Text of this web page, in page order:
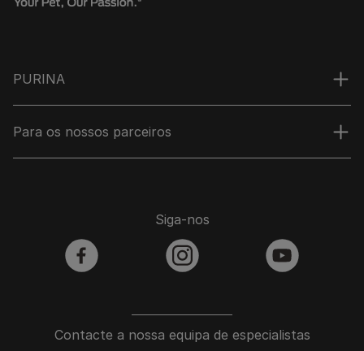
PURINA
Para os nossos parceiros
Contacte a nossa equipa de especialistas
Siga-nos
facebook instagram youtube